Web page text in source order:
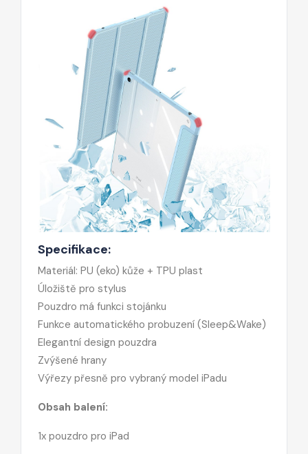
Specifikace:
Materiál: PU (eko) kůže + TPU plast
Úložiště pro stylus
Pouzdro má funkci stojánku
Funkce automatického probuzení (Sleep&Wake)
Elegantní design pouzdra
Zvýšené hrany
Výřezy přesně pro vybraný model iPadu
Obsah balení:
1x pouzdro pro iPad